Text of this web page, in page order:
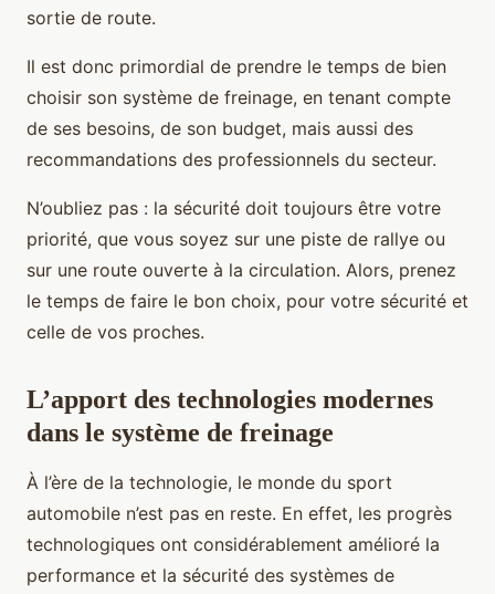
sortie de route.
Il est donc primordial de prendre le temps de bien
choisir son système de freinage, en tenant compte
de ses besoins, de son budget, mais aussi des
recommandations des professionnels du secteur.
N’oubliez pas : la sécurité doit toujours être votre
priorité, que vous soyez sur une piste de rallye ou
sur une route ouverte à la circulation. Alors, prenez
le temps de faire le bon choix, pour votre sécurité et
celle de vos proches.
L’apport des technologies modernes
dans le système de freinage
À l’ère de la technologie, le monde du sport
automobile n’est pas en reste. En effet, les progrès
technologiques ont considérablement amélioré la
performance et la sécurité des systèmes de